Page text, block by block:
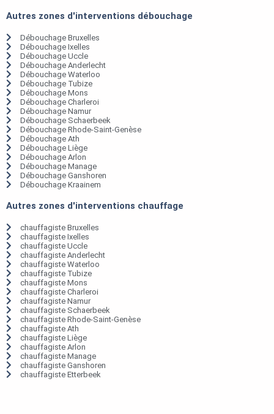
Autres zones d'interventions débouchage
Débouchage Bruxelles
Débouchage Ixelles
Débouchage Uccle
Débouchage Anderlecht
Débouchage Waterloo
Débouchage Tubize
Débouchage Mons
Débouchage Charleroi
Débouchage Namur
Débouchage Schaerbeek
Débouchage Rhode-Saint-Genèse
Débouchage Ath
Débouchage Liège
Débouchage Arlon
Débouchage Manage
Débouchage Ganshoren
Débouchage Kraainem
Autres zones d'interventions chauffage
chauffagiste Bruxelles
chauffagiste Ixelles
chauffagiste Uccle
chauffagiste Anderlecht
chauffagiste Waterloo
chauffagiste Tubize
chauffagiste Mons
chauffagiste Charleroi
chauffagiste Namur
chauffagiste Schaerbeek
chauffagiste Rhode-Saint-Genèse
chauffagiste Ath
chauffagiste Liège
chauffagiste Arlon
chauffagiste Manage
chauffagiste Ganshoren
chauffagiste Etterbeek